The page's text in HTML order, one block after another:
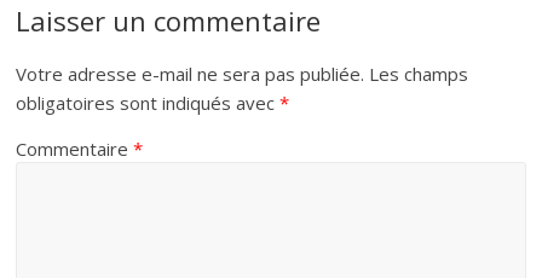
Laisser un commentaire
Votre adresse e-mail ne sera pas publiée. Les champs
obligatoires sont indiqués avec*
Commentaire*